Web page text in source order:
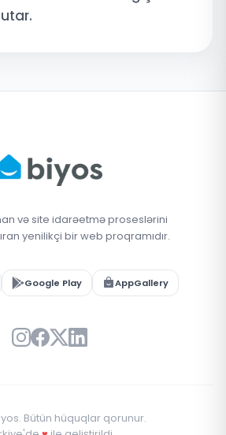
və site idarəetmə proseslərini
yenilikçi bir web proqramıdır.
Google Play AppGallery
Bütün hüquqlar qorunur.